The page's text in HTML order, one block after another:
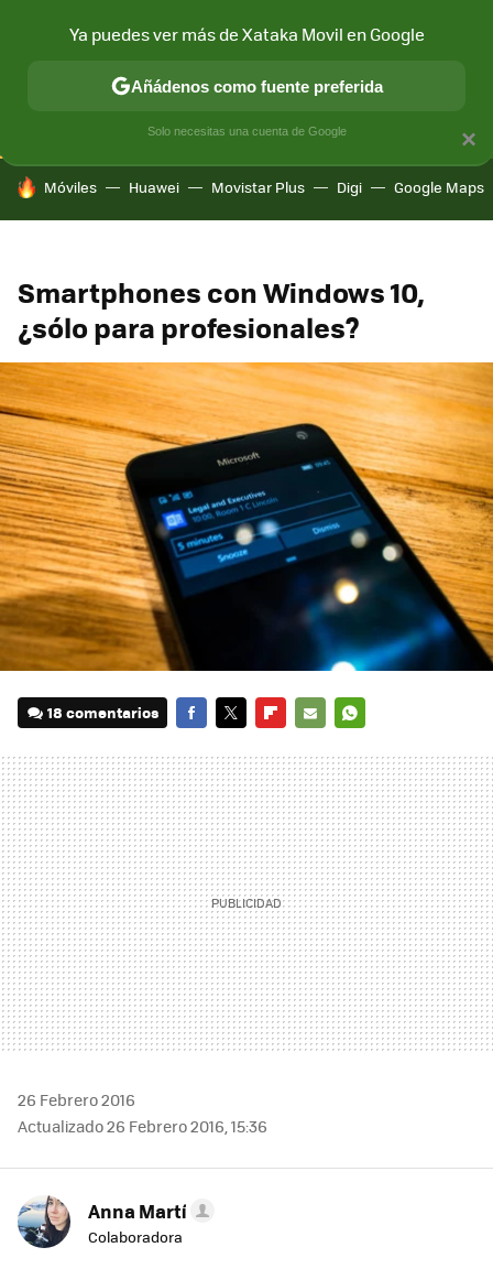
CONECTIVIDAD MÓVIL Y SOCIEDAD APLICACIONES
HOY SE HABLA DE
Móviles Huawei Movistar Plus Digi Google Maps
Smartphones con Windows 10,
¿sólo para profesionales?
18 comentarios
MAIL
26 Febrero 2016
Actualizado 26 Febrero 2016, 15:36
Anna Martí
Colaboradora
×
Ya puedes ver más de Xataka Movil en Google
Añádenos como fuente preferida
Solo necesitas una cuenta de Google